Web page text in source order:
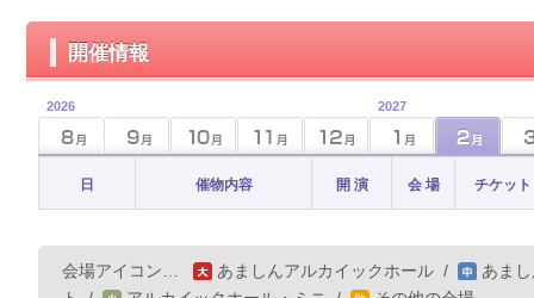
開催情報
2026 2027
日 催物内容 開 演 会 場 チケット
会場アイコン… あましんアルカイックホール /
あま